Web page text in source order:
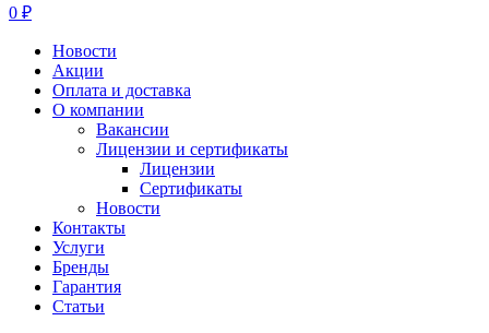
0 ₽
Новости
Акции
Оплата и доставка
О компании
Вакансии
Лицензии и сертификаты
Лицензии
Сертификаты
Новости
Контакты
Услуги
Бренды
Гарантия
Статьи